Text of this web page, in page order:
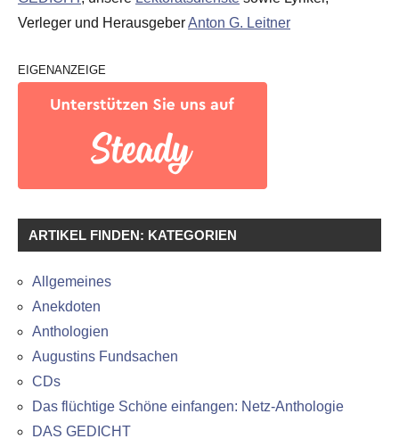
Verleger und HerausgeberAnton G. Leitner
EIGENANZEIGE
ARTIKEL FINDEN: KATEGORIEN
Allgemeines
Anekdoten
Anthologien
Augustins Fundsachen
CDs
Das flüchtige Schöne einfangen: Netz-Anthologie
DAS GEDICHT